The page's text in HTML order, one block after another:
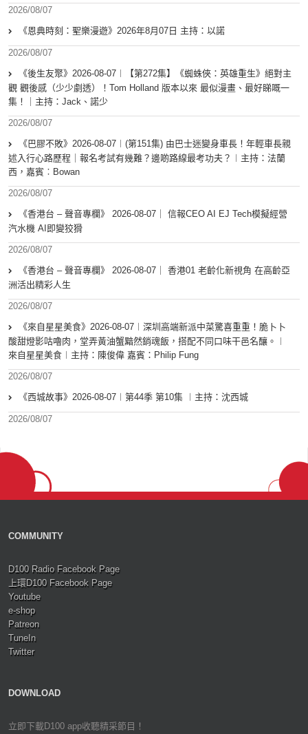
2026/08/07
《恩典時刻：聖樂漫遊》2026年8月07日 主持：以諾
2026/08/07
《後生友聚》2026-08-07︱【第272集】《蜘蛛俠：英雄重生》絕對主
觀 觀後感（少少劇透）！Tom Holland 版本以來 最似漫畫、最好睇嘅一
集！｜主持：Jack、諾少
2026/08/07
《巴膠不敗》2026-08-07︱(第151集) 由巴士迷變身車長！年輕車長親
述入行心路歷程｜報名考試有幾難？邊啲路線最考功夫？︱主持：法蘭
西，嘉賓︰Bowan
2026/08/07
《香港台 – 聲音專欄》 2026-08-07｜ 信報CEO AI EJ Tech模擬經營
汽水機 AI即變狡猾
2026/08/07
《香港台 – 聲音專欄》 2026-08-07｜ 香港01 老齡化新視角 在高齡亞
洲活出精彩人生
2026/08/07
《來自星星美食》2026-08-07︱深圳高端新派中菜驚喜重重！脆卜卜
酸甜燈影咕嚕肉，堂弄黃油蟹黯然銷魂飯，搭配不同口味干邑名釀。︱
來自星星美食︱主持：陳俊偉 嘉賓：Philip Fung
2026/08/07
《西城故事》2026-08-07︱第44季 第10集 ︱主持：沈西城
2026/08/07
COMMUNITY
D100 Radio Facebook Page
上環D100 Facebook Page
Youtube
e-shop
Patreon
TuneIn
Twitter
DOWNLOAD
立即下載D100 app收聽精采節目！